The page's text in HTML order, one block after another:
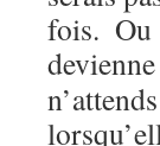
fois.